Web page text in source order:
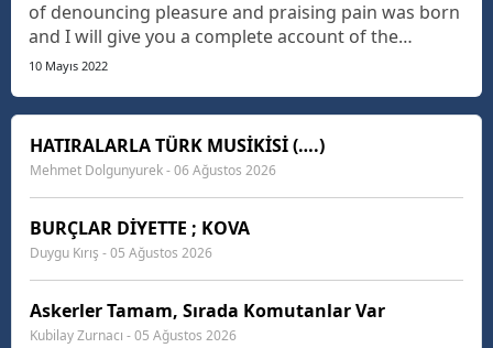
of denouncing pleasure and praising pain was born
and I will give you a complete account of the
system, and expound the actual teachings of the
human happiness. The languages only differ in th...
10 Mayıs 2022
HATIRALARLA TÜRK MUSİKİSİ (….)
Mehmet Dolgunyurek - 06 Ağustos 2026
BURÇLAR DİYETTE ; KOVA
Duygu Kırış - 05 Ağustos 2026
Askerler Tamam, Sırada Komutanlar Var
Kubilay Zurnacı - 05 Ağustos 2026